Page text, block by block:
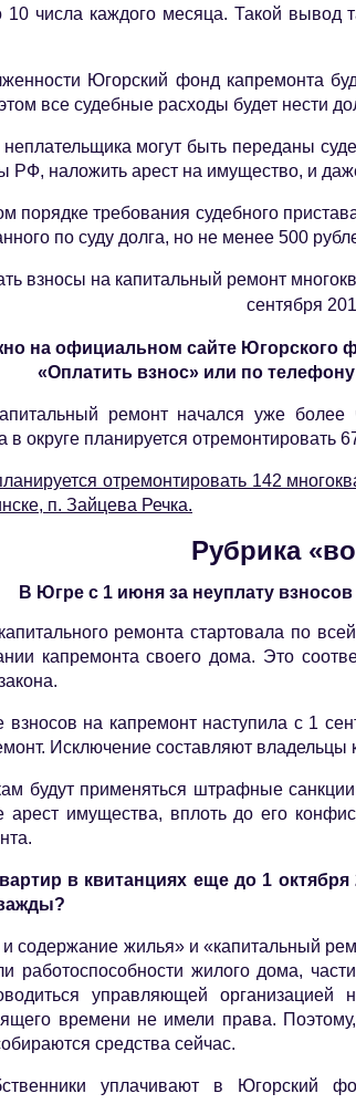
10 числа каждого месяца. Такой
Югорский фонд капремонта
все судебные расходы будет нести
могут быть переданы
РФ, наложить арест на имущество, и
порядке требования судебного
по суду долга, но не менее 500
взносы на капитальный ремонт
сентября
на официальном сайте Югорского
«Оплатить взнос» или по
ремонт начался уже
округе планируется отремонтировать
отремонтировать 142
п. Зайцева Речка.
Рубрика
В Югре с 1 июня за неуплату
ремонта стартовала по
капремонта своего дома. Это
на капремонт наступила с 1
Исключение составляют
будут применяться штрафные
арест имущества, вплоть до его
в квитанциях еще до 1
содержание жилья» и «капитальный
работоспособности жилого дома,
управляющей организацией
времени не имели права.
средства сейчас.
уплачивают в Югорский